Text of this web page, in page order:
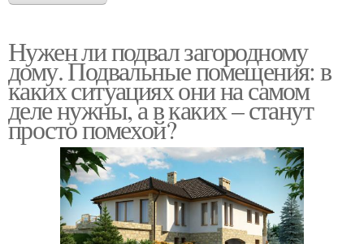
Нужен ли подвал загородному
дому. Подвальные помещения: в
каких ситуациях они на самом
деле нужны, а в каких – станут
просто помехой?